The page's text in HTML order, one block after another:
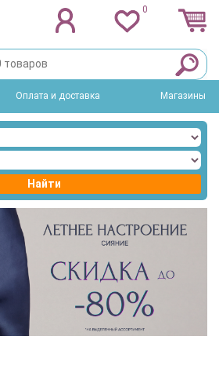
0
Оплата и доставка Магазины
Найти